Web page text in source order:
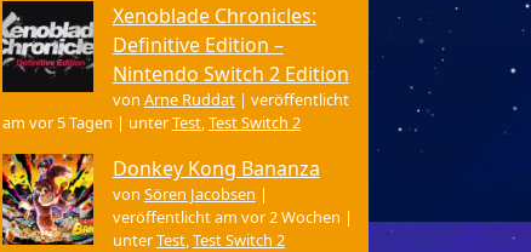
Xenoblade Chronicles:
Definitive Edition –
Nintendo Switch 2 Edition
von Arne Ruddat| veröffentlicht
am vor 5 Tagen | unterTest,Test Switch 2
Donkey Kong Bananza
von Sören Jacobsen |
veröffentlicht am vor 2 Wochen |
unterTest,Test Switch 2